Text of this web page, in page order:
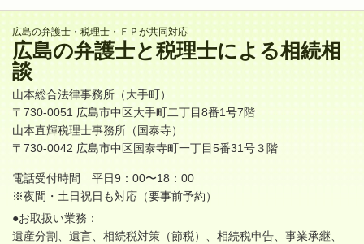
広島の弁護士・税理士・ＦＰが共同対応
広島の弁護士と税理士による相続相
談
山本総合法律事務所 （大手町）
〒730-0051 広島市中区大手町二丁目8番1号7階
山本直輝税理士事務所 （国泰寺）
〒730-0042 広島市中区国泰寺町一丁目5番31号３階
電話受付時間 平日9：00〜18：00
※夜間・土日祝日も対応（要事前予約）
●お取扱い業務：
遺産分割、遺言、相続税対策（節税）、相続税申告、事業承継、